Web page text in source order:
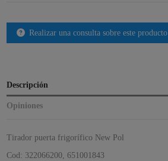
Realizar una consulta sobre este producto
Descripción
Opiniones
Tirador puerta frigorífico New Pol
Cod: 322066200, 651001843